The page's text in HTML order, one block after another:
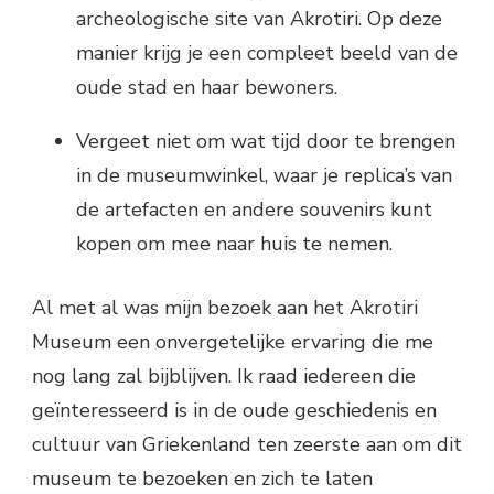
archeologische site van Akrotiri. Op deze
manier krijg je een compleet beeld van de
oude stad en haar bewoners.
Vergeet niet om wat tijd door te brengen
in de museumwinkel, waar je replica’s van
de artefacten en andere souvenirs kunt
kopen om mee naar huis te nemen.
Al met al was mijn bezoek aan het Akrotiri
Museum een onvergetelijke ervaring die me
nog lang zal bijblijven. Ik raad iedereen die
geïnteresseerd is in de oude geschiedenis en
cultuur van Griekenland ten zeerste aan om dit
museum te bezoeken en zich te laten